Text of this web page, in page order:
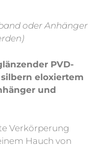
oder Anhänger
PVD-
eloxiertem
und
Verkörperung
Hauch von